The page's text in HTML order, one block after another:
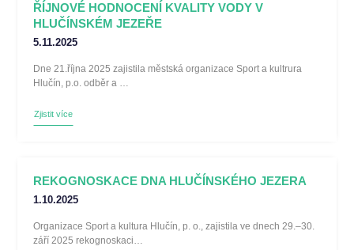
ŘÍJNOVÉ HODNOCENÍ KVALITY VODY V
HLUČÍNSKÉM JEZEŘE
5.11.2025
Dne 21.října 2025 zajistila městská organizace Sport a kultrura
Hlučín, p.o. odběr a …
Zjistit více
REKOGNOSKACE DNA HLUČÍNSKÉHO JEZERA
1.10.2025
Organizace Sport a kultura Hlučín, p. o., zajistila ve dnech 29.–30.
září 2025 rekognoskaci…